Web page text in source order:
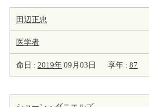
田辺正忠
医学者
命日 : 2019年 09月03日 享年 : 87